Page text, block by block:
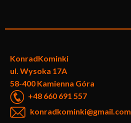
KonradKominki
ul. Wysoka 17A
58-400 Kamienna Góra
+48 660 691 557
konradkominki@gmail.com